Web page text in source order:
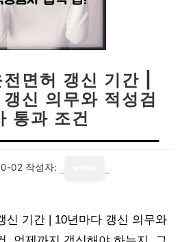
면허 갱신 기간 |
신 의무와 적성검
통과 조건
02 작성자:
신 기간 | 10년마다 갱신 의무와